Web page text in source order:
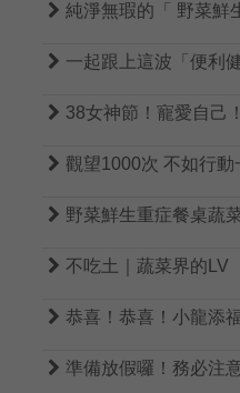
 純淨無瑕的「 野菜鮮
 一起跟上這波「便利
 38女神節！寵愛自己
 觀望1000次 不如行動
 野菜鮮生重症餐桌蔬
 不吃土｜蔬菜界的LV
 恭喜！恭喜！小龍添
 準備放假囉！務必注